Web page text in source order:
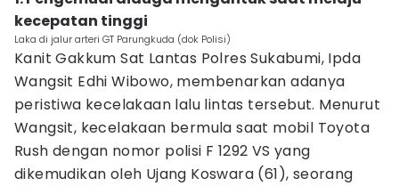
kecepatan tinggi
Laka di jalur arteri GT Parungkuda (dok Polisi)
Kanit Gakkum Sat Lantas Polres Sukabumi, Ipda
Wangsit Edhi Wibowo, membenarkan adanya
peristiwa kecelakaan lalu lintas tersebut. Menurut
Wangsit, kecelakaan bermula saat mobil Toyota
Rush dengan nomor polisi F 1292 VS yang
dikemudikan oleh Ujang Koswara (61), seorang